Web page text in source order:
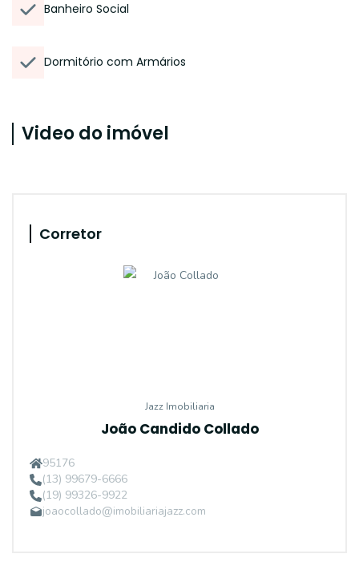
Banheiro Social
Dormitório com Armários
Video do imóvel
Corretor
Jazz Imobiliaria
João Candido Collado
95176
(13) 99679-6666
(19) 99326-9922
joaocollado@imobiliariajazz.com